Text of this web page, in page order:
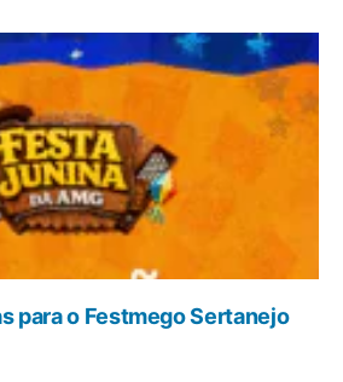
para o Festmego Sertanejo